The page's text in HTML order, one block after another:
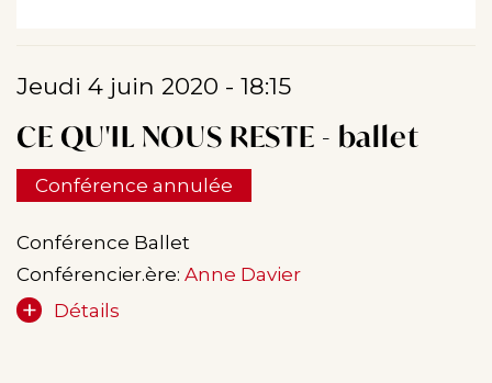
Jeudi 4 juin 2020 - 18:15
CE QU'IL NOUS RESTE - ballet
Conférence annulée
Conférence Ballet
Conférencier.ère: Anne Davier
Détails